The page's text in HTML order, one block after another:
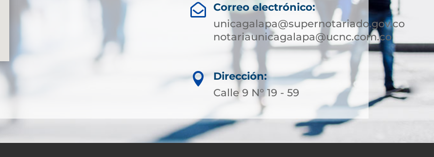

Correo electrónico:
unicagalapa@supernotariado.gov.co
notariaunicagalapa@ucnc.com.co

Dirección:
Calle 9 N° 19 - 59